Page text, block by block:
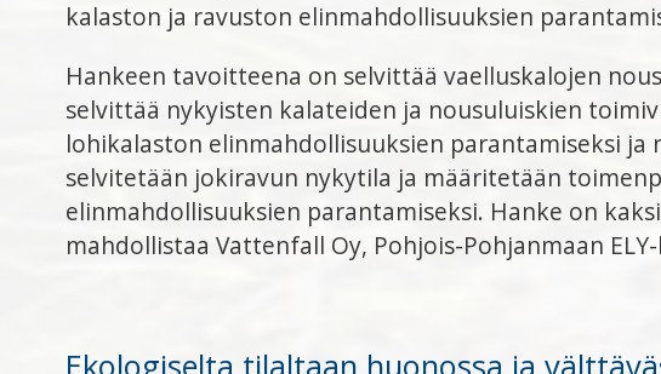
kalaston ja ravuston elinmahdollisuuksien
Hankeen tavoitteena on selvittää vaelluskalojen
selvittää nykyisten kalateiden ja nousuluiskien
lohikalaston elinmahdollisuuksien parantamiseksi ja
selvitetään jokiravun nykytila ja määritetään
elinmahdollisuuksien parantamiseksi. Hanke on
mahdollistaa Vattenfall Oy, Pohjois-Pohjanmaan
Ekologiselta tilaltaan huonossa ja